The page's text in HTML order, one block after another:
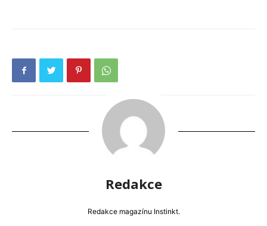
Redakce
Redakce magazínu Instinkt.